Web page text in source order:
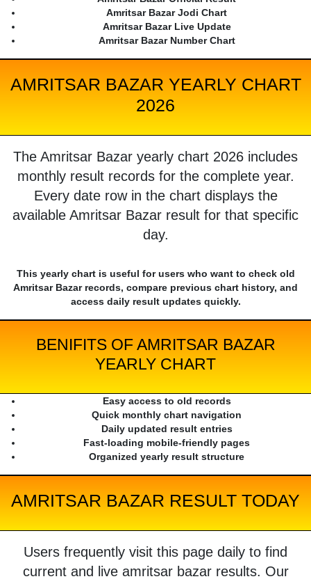
Amritsar Bazar Jodi Chart
Amritsar Bazar Live Update
Amritsar Bazar Number Chart
AMRITSAR BAZAR YEARLY CHART
2026
The Amritsar Bazar yearly chart 2026 includes
monthly result records for the complete year.
Every date row in the chart displays the
available Amritsar Bazar result for that specific
day.
This yearly chart is useful for users who want to check old
Amritsar Bazar records, compare previous chart history, and
access daily result updates quickly.
BENIFITS OF AMRITSAR BAZAR
YEARLY CHART
Easy access to old records
Quick monthly chart navigation
Daily updated result entries
Fast-loading mobile-friendly pages
Organized yearly result structure
AMRITSAR BAZAR RESULT TODAY
Users frequently visit this page daily to find
current and live amritsar bazar results. Our